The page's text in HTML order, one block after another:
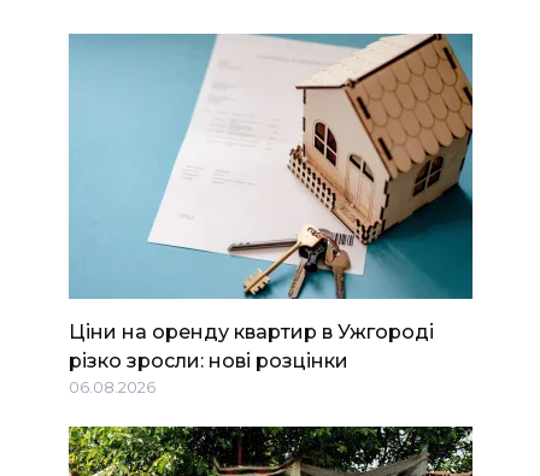
Ціни на оренду квартир в Ужгороді
різко зросли: нові розцінки
06.08.2026